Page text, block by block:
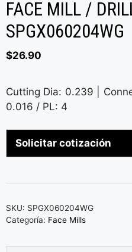
FACE MILL /
SPGX060204WG
$26.90
Cutting Dia: 0.239 |
0.016 / PL: 4
Solicitar cotización
SKU: SPGX060204WG
Categoría: Face Mills